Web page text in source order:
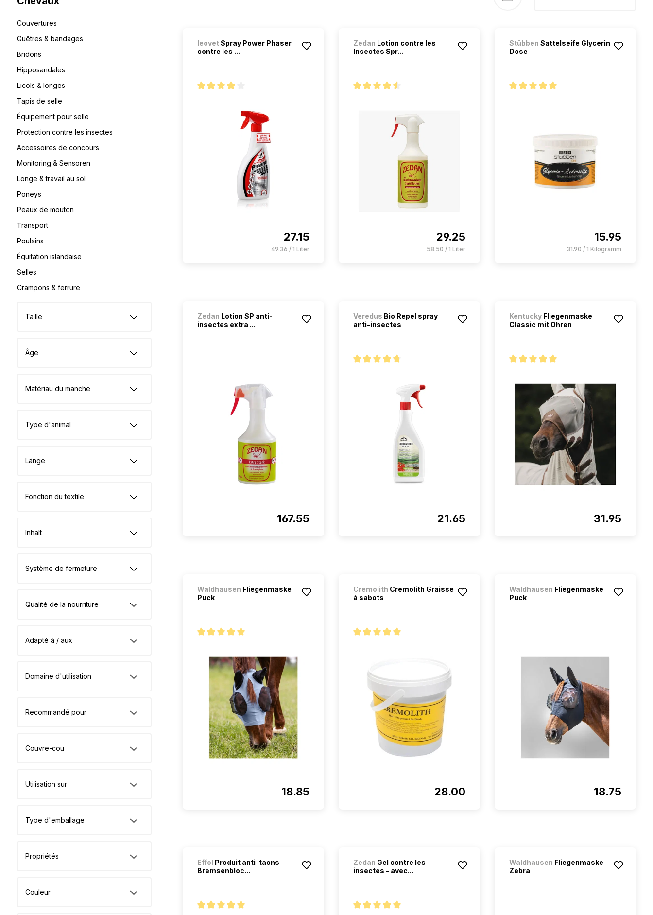
Couvertures
Guêtres & bandages
Bridons
Hipposandales
Licols & longes
Tapis de selle
Équipement pour selle
Protection contre les insectes
Accessoires de concours
Monitoring & Sensoren
Longe & travail au sol
Poneys
Peaux de mouton
Transport
Poulains
Équitation islandaise
Selles
Crampons & ferrure
Taille
Âge
Matériau du manche
Type d'animal
Länge
Fonction du textile
Inhalt
Système de fermeture
Qualité de la nourriture
Adapté à / aux
Domaine d'utilisation
Recommandé pour
Couvre-cou
Utilisation sur
Type d'emballage
Propriétés
Couleur
leovetSpray Power Phaser
contre les ...
27.15
49.36 / 1 Liter
Zedan Lotion contre les
Insectes Spr...
29.25
58.50 / 1 Liter
Stübben Sattelseife Glycerin
Dose
15.95
31.90 / 1 Kilogramm
Zedan Lotion SP anti-
insectes extra ...
167.55
Veredus Bio Repel spray
anti-insectes
21.65
KentuckyFliegenmaske
Classic mit Ohren
31.95
Waldhausen Fliegenmaske
Puck
18.85
Cremolith Cremolith Graisse
à sabots
28.00
Waldhausen Fliegenmaske
Puck
18.75
Effol Produit anti-taons
Bremsenbloc...
Zedan Gel contre les
insectes - avec...
Waldhausen Fliegenmaske
Zebra